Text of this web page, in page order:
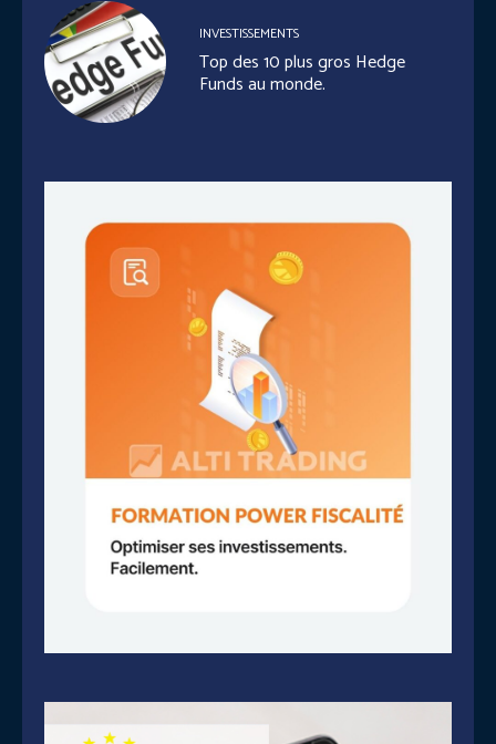
INVESTISSEMENTS
Top des 10 plus gros Hedge
Funds au monde.